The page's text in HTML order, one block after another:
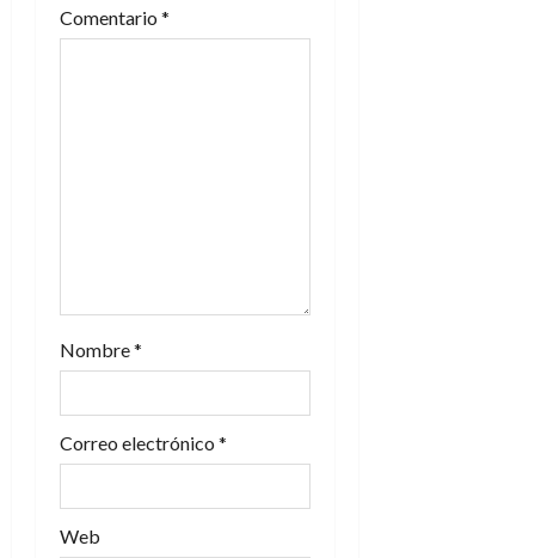
d
a
d
a
Comentario *
Nombre*
Correo electrónico *
Web